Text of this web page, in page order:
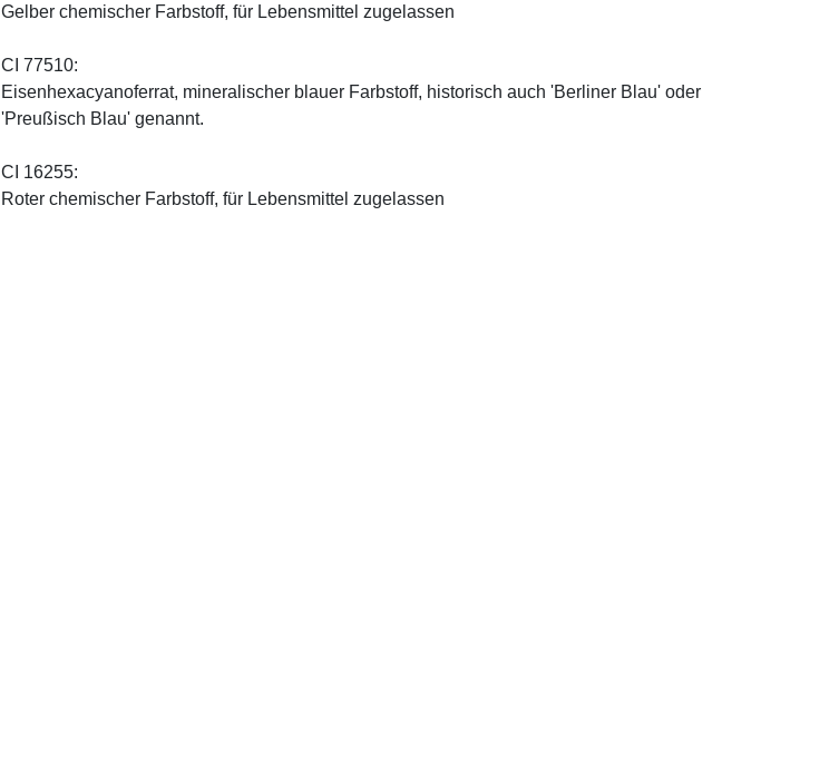
Gelber chemischer Farbstoff, für Lebensmittel zugelassen
CI 77510:
Eisenhexacyanoferrat, mineralischer blauer Farbstoff, historisch auch 'Berliner Blau' oder
'Preußisch Blau' genannt.
CI 16255:
Roter chemischer Farbstoff, für Lebensmittel zugelassen